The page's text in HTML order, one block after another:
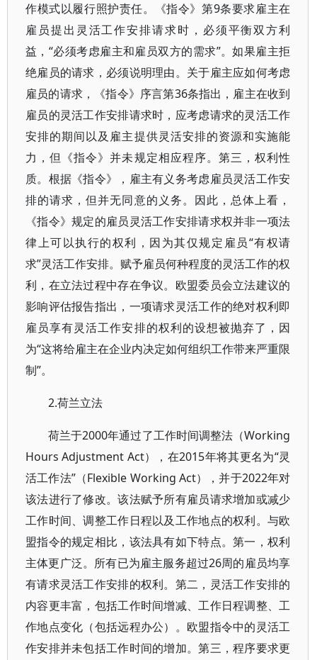
作模式以履行照护责任。《指令》第9条要求雇主在
雇员提出灵活工作安排请求时，必须平衡双方利
益，“必须考虑雇主和雇员双方的需求”。如果雇主拒
绝雇员的请求，必须说明理由。关于雇主应如何考虑
雇员的请求，《指令》序言第36条指出，雇主在收到
雇员的灵活工作安排请求时，应考虑请求的灵活工作
安排的期间以及雇主提供灵活安排的资源和实施能
力，但《指令》并未规定相应程序。第三，权利性
质。根据《指令》，雇主有义务考虑雇员灵活工作安
排的请求，但并无同意的义务。因此，总体上看，
《指令》规定的雇员灵活工作安排请求权并非一项法
律上可以执行的权利，因为其仅规定雇员“有权请
求”灵活工作安排。赋予雇员何种程度的灵活工作的权
利，在立法过程中存在争议。欧盟委员会立法建议的
影响评估报告指出，一项请求灵活工作的绝对权利即
雇员享有灵活工作安排的权利的设想被抛弃了，因
为“这将给雇主在企业内决定如何组织工作带来严重限
制”。
2.荷兰立法
荷兰于2000年通过了工作时间调整法（Working
Hours Adjustment Act），在2015年将其更名为“灵
活工作法”（Flexible Working Act），并于2022年对
该法进行了修改。该法赋予所有雇员请求增加或减少
工作时间、调整工作日程以及工作地点的权利。与欧
盟指令的规定相比，该法具有如下特点。第一，权利
主体更广泛。所有已为雇主服务超过26周的雇员均享
有请求灵活工作安排的权利。第二，灵活工作安排的
内容更丰富，包括工作时间增减、工作日程调整、工
作地点变化（包括远程办公）。欧盟指令中的灵活工
作安排并未包括工作时间的增加。第三，程序要求更